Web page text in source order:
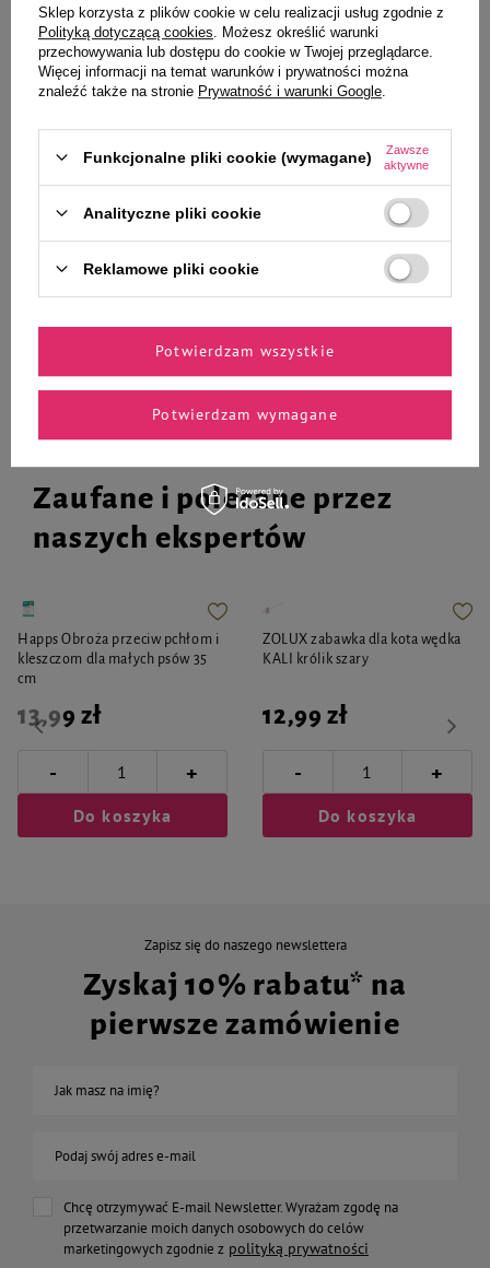
Wybrane specjalnie dla
Ciebie i Twojego czworonoga
Piasek dla ptaków Vitapol
Pomarańczowy 1500g
7,59 zł 5,06 zł / kg
+
Do koszyka
Mokra Karma dla psa Piper
Animals z sercami z kurczaka i
szpinakiem zestaw 24 x 400 g
16,63 zł / kg
Do koszyka
Zaufane i polecane przez
naszych ekspertów
Happs Obroża przeciw pchłom i
kleszczom dla małych psów 35
cm
13,99 zł
- +
Do koszyka
ZOLUX zabawka dla kota wędka
KALI królik szary
12,99 zł
- +
Do koszyka
Zapisz się do naszego newslettera
Zyskaj 10% rabatu* na
pierwsze zamówienie
Jak masz na imię?
Podaj swój adres e-mail
Chcę otrzymywać E-mail Newsletter. Wyrażam zgodę na
przetwarzanie moich danych osobowych do celów
marketingowych zgodnie z polityką prywatności
Sklep korzysta z plików cookie w celu realizacji usług zgodnie z
Polityką dotyczącą cookies . Możesz określić warunki
przechowywania lub dostępu do cookie w Twojej przeglądarce.
Więcej informacji na temat warunków i prywatności można
znaleźć także na stronie Prywatność i warunki Google
Funkcjonalne pliki cookie (wymagane)
Zawsze
aktywne
Analityczne pliki cookie
Reklamowe pliki cookie
Potwierdzam wymagane
Potwierdzam wszystkie